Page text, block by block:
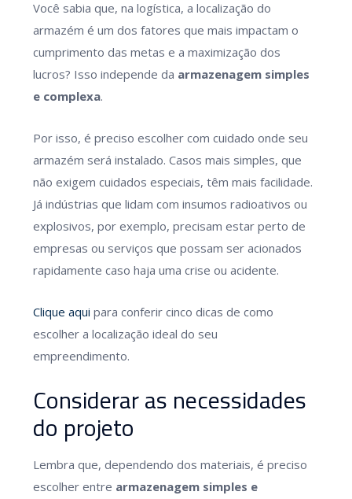
Você sabia que, na logística, a localização do
armazém é um dos fatores que mais impactam o
cumprimento das metas e a maximização dos
lucros? Isso independe da armazenagem simples
e complexa.
Por isso, é preciso escolher com cuidado onde seu
armazém será instalado. Casos mais simples, que
não exigem cuidados especiais, têm mais facilidade.
Já indústrias que lidam com insumos radioativos ou
explosivos, por exemplo, precisam estar perto de
empresas ou serviços que possam ser acionados
rapidamente caso haja uma crise ou acidente.
Clique aqui para conferir cinco dicas de como
escolher a localização ideal do seu
empreendimento.
Considerar as necessidades
do projeto
Lembra que, dependendo dos materiais, é preciso
escolher entre armazenagem simples e